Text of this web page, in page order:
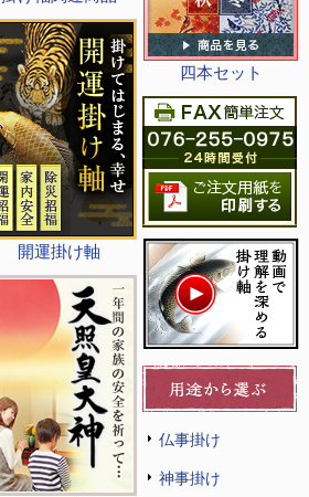
開運掛け軸
四本セット
仏事掛け
神事掛け